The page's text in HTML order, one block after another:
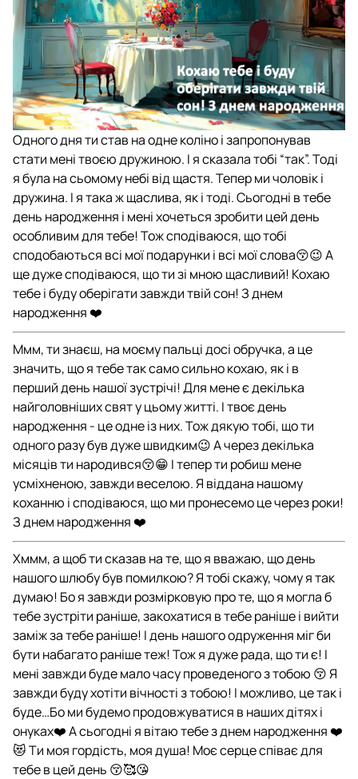
Одного дня ти став на одне коліно і запропонував
стати мені твоєю дружиною. І я сказала тобі “так”. Тоді
я була на сьомому небі від щастя. Тепер ми чоловік і
дружина. І я така ж щаслива, як і тоді. Сьогодні в тебе
день народження і мені хочеться зробити цей день
особливим для тебе! Тож сподіваюся, що тобі
сподобаються всі мої подарунки і всі мої слова😚😉 А
ще дуже сподіваюся, що ти зі мною щасливий! Кохаю
тебе і буду оберігати завжди твій сон! З днем
народження ❤️
Ммм, ти знаєш, на моєму пальці досі обручка, а це
значить, що я тебе так само сильно кохаю, як і в
перший день нашої зустрічі! Для мене є декілька
найголовніших свят у цьому житті. І твоє день
народження - це одне із них. Тож дякую тобі, що ти
одного разу був дуже швидким😉 А через декілька
місяців ти народився😚😁 І тепер ти робиш мене
усміхненою, завжди веселою. Я віддана нашому
коханню і сподіваюся, що ми пронесемо це через роки!
З днем народження ❤️
Хммм, а щоб ти сказав на те, що я вважаю, що день
нашого шлюбу був помилкою? Я тобі скажу, чому я так
думаю! Бо я завжди розмірковую про те, що я могла б
тебе зустріти раніше, закохатися в тебе раніше і вийти
заміж за тебе раніше! І день нашого одруження міг би
бути набагато раніше теж! Тож я дуже рада, що ти є! І
мені завжди буде мало часу проведеного з тобою 😚 Я
завжди буду хотіти вічності з тобою! І можливо, це так і
буде…Бо ми будемо продовжуватися в наших дітях і
онуках❤️ А сьогодні я вітаю тебе з днем народження ❤️
😻 Ти моя гордість, моя душа! Моє серце співає для
тебе в цей день 😚🥰😘